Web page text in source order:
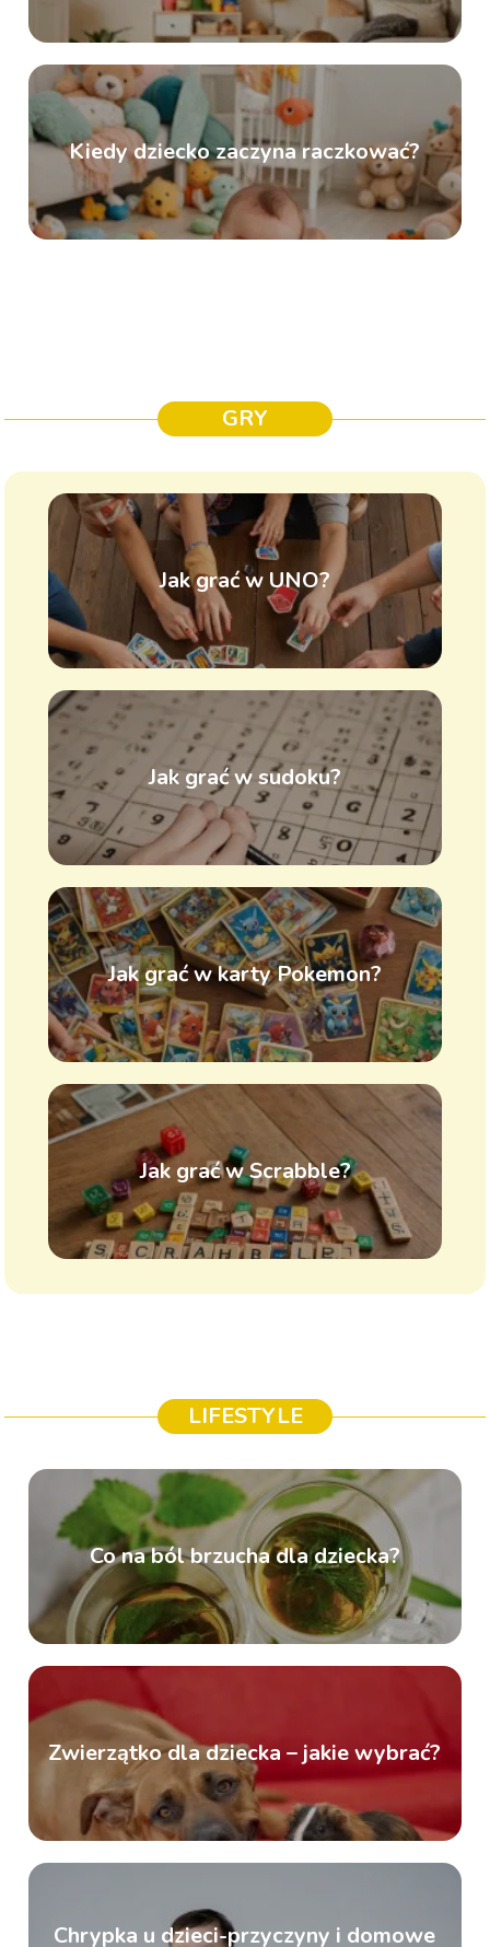
Kiedy dziecko zaczyna raczkować?
GRY
Jak grać w UNO?
Jak grać w sudoku?
Jak grać w karty Pokemon?
Jak grać w Scrabble?
LIFESTYLE
Co na ból brzucha dla dziecka?
Zwierzątko dla dziecka – jakie wybrać?
Chrypka u dzieci-przyczyny i domowe